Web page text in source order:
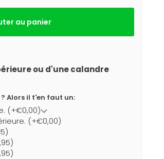
au panier
ou d'une calandre
Alors il t'en faut un:
(+€0,00)
(+€0,00)